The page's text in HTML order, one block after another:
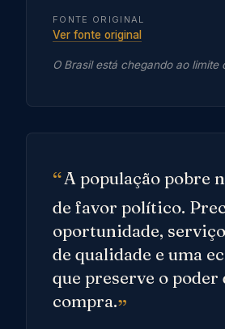
FONTE ORIGINAL
Ver fonte original
O Brasil está chegando ao limite
A população pobre
de favor político.
oportunidade,
de qualidade e uma
que preserve o poder
compra.